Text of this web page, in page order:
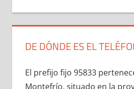
DE DÓNDE ES EL
El prefijo fijo 95833
Montefrío, situado en la